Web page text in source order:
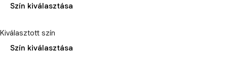
Szín kiválasztása
Kiválasztott szín
Szín kiválasztása